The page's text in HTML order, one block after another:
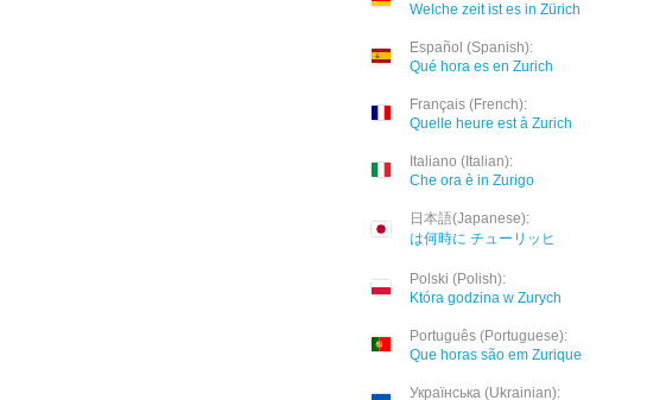
Welche zeit ist es in Zürich
Español (Spanish):
Qué hora es en Zurich
Français (French):
Quelle heure est à Zurich
Italiano (Italian):
Che ora è in Zurigo
日本語(Japanese):
は何時に チューリッヒ
Polski (Polish):
Która godzina w Zurych
Português (Portuguese):
Que horas são em Zurique
Українська (Ukrainian):